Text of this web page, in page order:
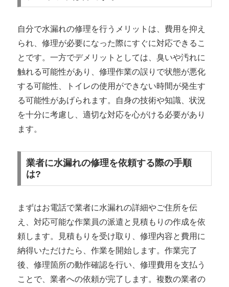
自分で水漏れの修理を行うメリットは、費用を抑え
られ、修理が必要になった際にすぐに対応できるこ
とです。一方でデメリットとしては、臭いや汚れに
触れる可能性があり、修理作業の誤りで状態が悪化
する可能性、トイレの使用ができない時間が発生す
る可能性があげられます。自身の技術や知識、状況
を十分に考慮し、適切な対応を心がける必要があり
ます。
業者に水漏れの修理を依頼する際の手順
は?
まずはお電話で業者に水漏れの詳細やご住所を伝
え、対応可能な作業員の派遣と見積もりの作成を依
頼します。見積もりを受け取り、修理内容と費用に
納得いただけたら、作業を開始します。作業完了
後、修理箇所の動作確認を行い、修理費用を支払う
ことで、業者への依頼が完了します。複数の業者の